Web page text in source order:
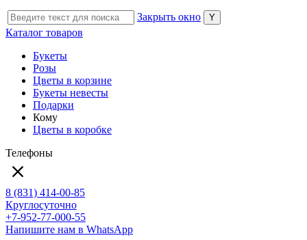
Закрыть окно
Каталог товаров
Букеты
Розы
Цветы в корзине
Букеты невесты
Подарки
Кому
Цветы в коробке
Телефоны
8 (831) 414-00-85
Круглосуточно
+7-952-77-000-55
Напишите нам в WhatsApp